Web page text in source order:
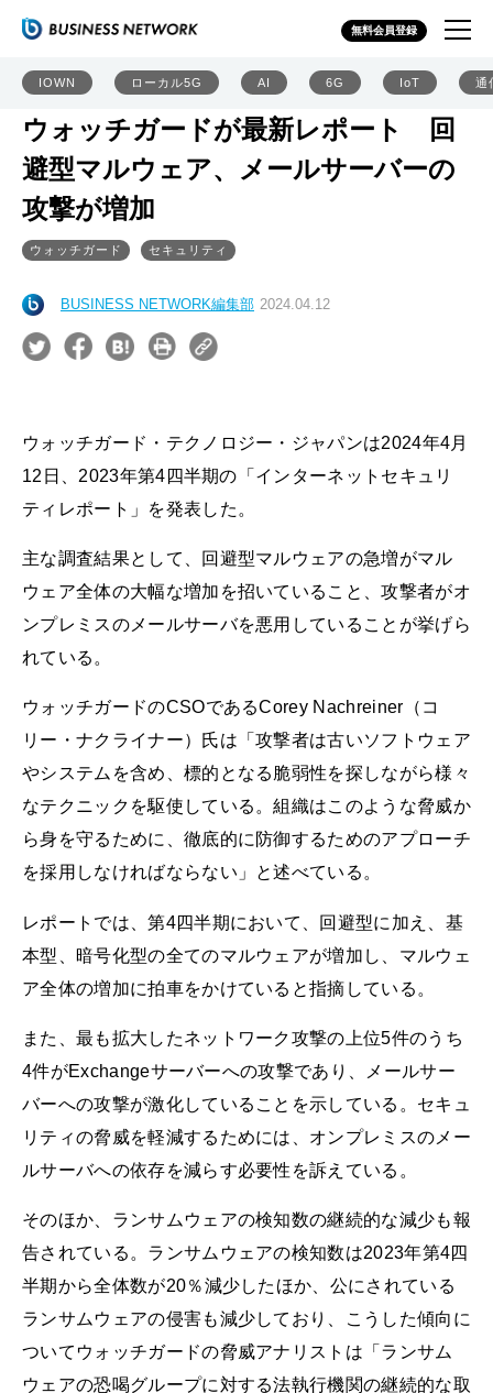
無料会員登録
IOWN ローカル5G AI 6G IoT 通
ウォッチガードが最新レポート 回
避型マルウェア、メールサーバーの
攻撃が増加
ウォッチガード セキュリティ
BUSINESS NETWORK編集部 2024.04.12
ウォッチガード・テクノロジー・ジャパンは2024年4月
12日、2023年第4四半期の「インターネットセキュリ
ティレポート」を発表した。
主な調査結果として、回避型マルウェアの急増がマル
ウェア全体の大幅な増加を招いていること、攻撃者がオ
ンプレミスのメールサーバを悪用していることが挙げら
れている。
ウォッチガードのCSOであるCorey Nachreiner（コ
リー・ナクライナー）氏は「攻撃者は古いソフトウェア
やシステムを含め、標的となる脆弱性を探しながら様々
なテクニックを駆使している。組織はこのような脅威か
ら身を守るために、徹底的に防御するためのアプローチ
を採用しなければならない」と述べている。
レポートでは、第4四半期において、回避型に加え、基
本型、暗号化型の全てのマルウェアが増加し、マルウェ
ア全体の増加に拍車をかけていると指摘している。
また、最も拡大したネットワーク攻撃の上位5件のうち
4件がExchangeサーバーへの攻撃であり、メールサー
バーへの攻撃が激化していることを示している。セキュ
リティの脅威を軽減するためには、オンプレミスのメー
ルサーバへの依存を減らす必要性を訴えている。
そのほか、ランサムウェアの検知数の継続的な減少も報
告されている。ランサムウェアの検知数は2023年第4四
半期から全体数が20％減少したほか、公にされている
ランサムウェアの侵害も減少しており、こうした傾向に
ついてウォッチガードの脅威アナリストは「ランサム
ウェアの恐喝グループに対する法執行機関の継続的な取